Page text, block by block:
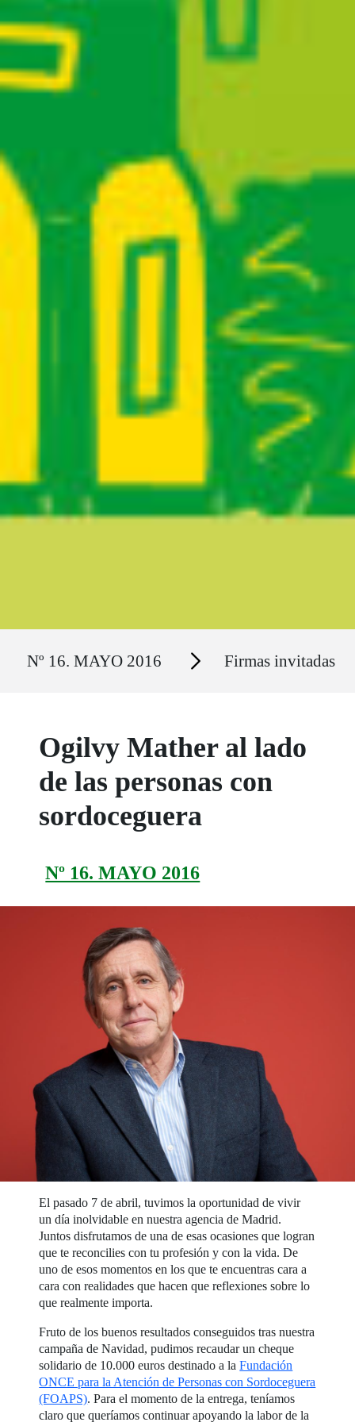
Nº 16. MAYO 2016 Secciones Firmas invitadas
Ogilvy Mather al lado
de las personas con
sordoceguera
Nº 16. MAYO 2016
El pasado 7 de abril, tuvimos la oportunidad de vivir
un día inolvidable en nuestra agencia de Madrid.
Juntos disfrutamos de una de esas ocasiones que logran
que te reconcilies con tu profesión y con la vida. De
uno de esos momentos en los que te encuentras cara a
cara con realidades que hacen que reflexiones sobre lo
que realmente importa.
Fruto de los buenos resultados conseguidos tras nuestra
campaña de Navidad, pudimos recaudar un cheque
solidario de 10.000 euros destinado a laFundación
ONCE para la Atención de Personas con Sordoceguera
(FOAPS). Para el momento de la entrega, teníamos
claro que queríamos continuar apoyando la labor de la